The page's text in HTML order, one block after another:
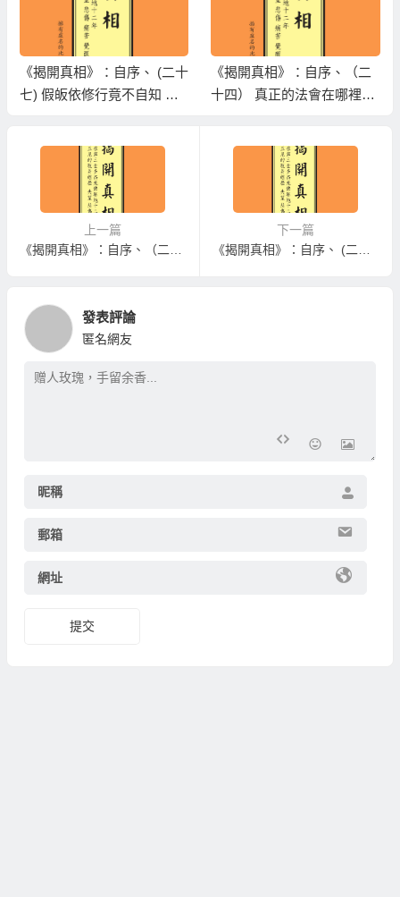
《揭開真相》：自序、 (二十
七) 假皈依修行竟不自知 六
《揭開真相》：自序、（二
十四） 真正的法會在哪裡、
上一篇
《揭開真相》：自序、（二十四） 真正的法會在哪裡、 (二十五) 返老回春的真相是怎麼回事
下一篇
《揭開真相》：自序、 (二十七) 假皈依修行竟不自知 六法寶照出白癡小人
發表評論
匿名網友
昵稱
郵箱
網址
提交